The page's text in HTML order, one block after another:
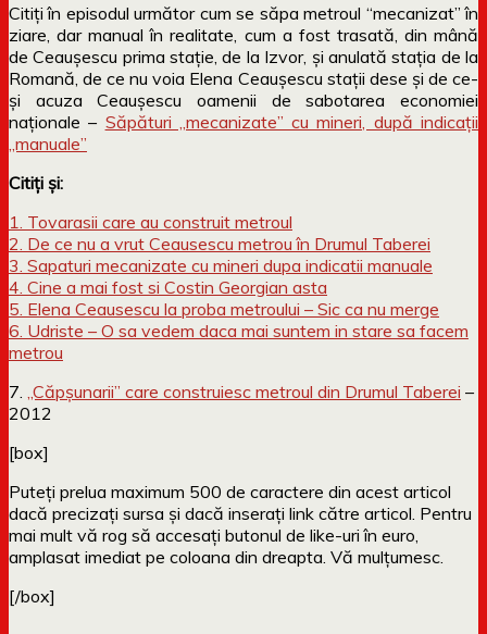
Citiți în episodul următor cum se săpa metroul “mecanizat” în
ziare, dar manual în realitate, cum a fost trasată, din mână
de Ceauşescu prima staţie, de la Izvor, şi anulată staţia de la
Romană, de ce nu voia Elena Ceauşescu staţii dese şi de ce-
şi acuza Ceauşescu oamenii de sabotarea economiei
naţionale – Săpături „mecanizate” cu mineri, după indicații
„manuale”
Citiți și:
1. Tovarasii care au construit metroul
2. De ce nu a vrut Ceausescu metrou în Drumul Taberei
3. Sapaturi mecanizate cu mineri dupa indicatii manuale
4. Cine a mai fost si Costin Georgian asta
5. Elena Ceausescu la proba metroului – Sic ca nu merge
6. Udriste – O sa vedem daca mai suntem in stare sa facem
metrou
7.
„Căpșunarii” care construiesc metroul din Drumul Taberei –
2012
[box]
Puteți prelua maximum 500 de caractere din acest articol
dacă precizați sursa și dacă inserați link către articol. Pentru
mai mult vă rog să accesați butonul de like-uri în euro,
amplasat imediat pe coloana din dreapta. Vă mulțumesc.
[/box]